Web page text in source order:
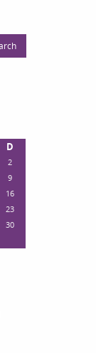
D
2
9
16
23
30